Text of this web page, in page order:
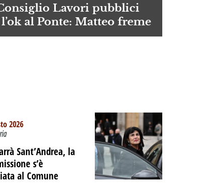
Lavori pubblici
al Ponte: Matteo freme
2026
Sant’Andrea, la
s’è
al Comune